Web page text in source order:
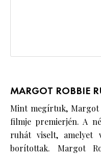
MARGOT ROBBIE
Mint megírtuk, Margot
filmje premierjén. A
ruhát viselt, amelyet
borítottak. Margot